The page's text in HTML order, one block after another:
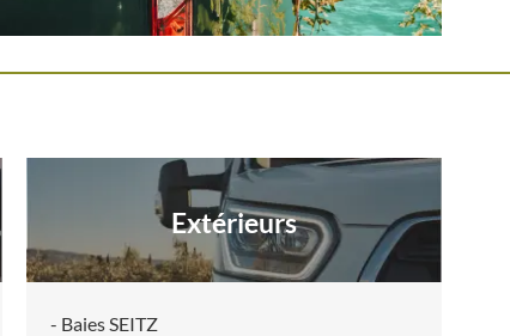
Extérieurs
- Baies SEITZ